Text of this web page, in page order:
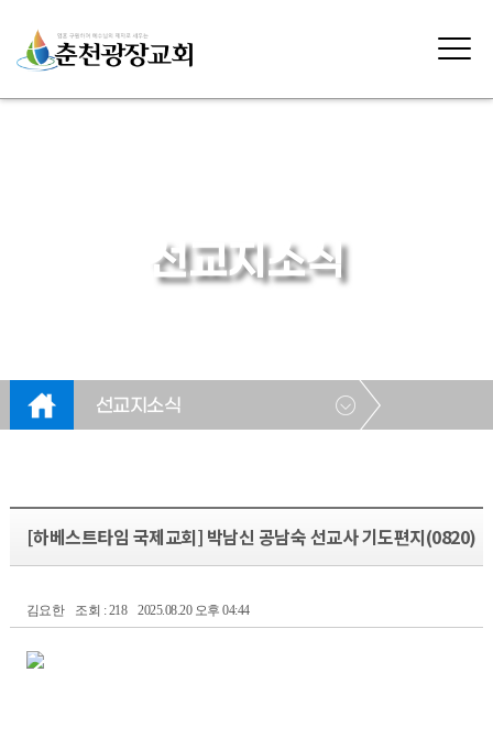
선교지소식
선교지소식
[하베스트타임 국제교회] 박남신 공남숙 선교사 기도편지(0820)
김요한 조회 : 218 2025.08.20 오후 04:44